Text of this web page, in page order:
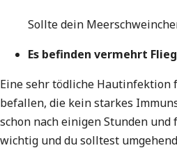
Sollte dein
Es befinden vermehrt
Eine sehr tödliche Hautinfektion
befallen, die kein starkes
schon nach einigen Stunden
wichtig und du solltest